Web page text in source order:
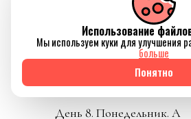
отрыв диктатора от
реальности. Воистину,
тираны, жулики и
диктаторы так похожи
друг на друга.
День 8. Понедельник. А
Использование
Мы используем куки для улучшения
больше
Понятно